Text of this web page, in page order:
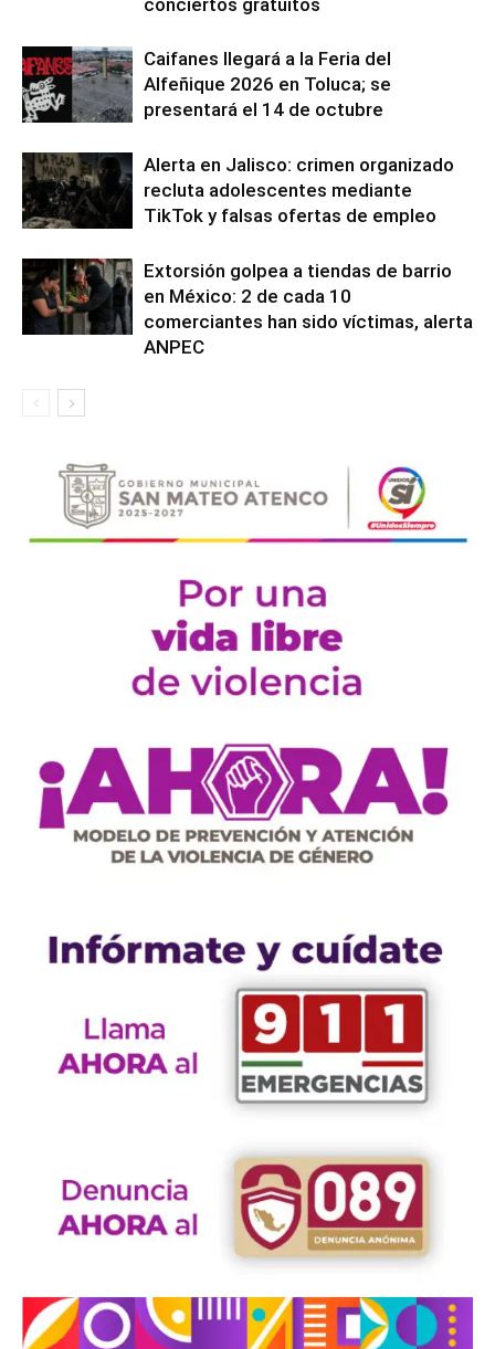
Caifanes llegará a la Feria del
Alfeñique 2026 en Toluca; se
presentará el 14 de octubre
Alerta en Jalisco: crimen organizado
recluta adolescentes mediante
TikTok y falsas ofertas de empleo
Extorsión golpea a tiendas de barrio
en México: 2 de cada 10
comerciantes han sido víctimas, alerta
ANPEC